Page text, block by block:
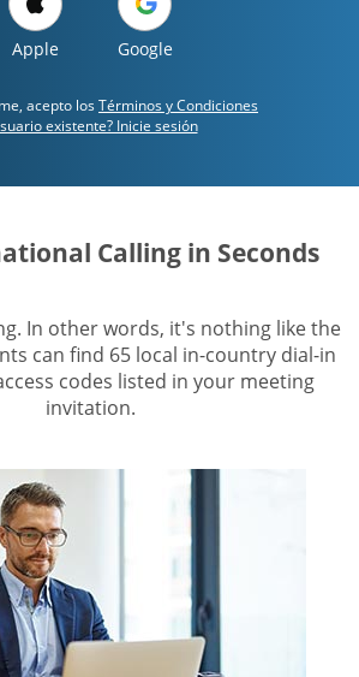
Apple Google
acepto los Términos y Condiciones
existente? Inicie sesión
Calling in Seconds
In other words, it's nothing like the
can find 65 local in-country dial-in
codes listed in your meeting
invitation.